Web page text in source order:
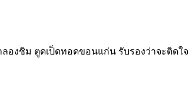
องชิม ตูดเป็ดทอดขอนแก่น รับรองว่าจะติดใจ